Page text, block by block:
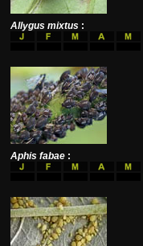
Allygus mixtus :
Aphis fabae :